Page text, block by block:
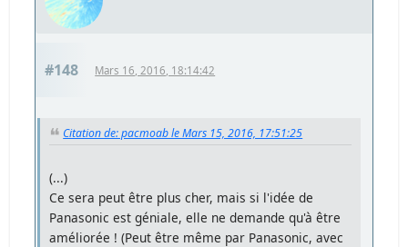
#148 Mars 16, 2016, 18:14:42
Citation de: pacmoab le Mars 15, 2016, 17:51:25
(...)
Ce sera peut être plus cher, mais si l'idée de
Panasonic est géniale, elle ne demande qu'à être
améliorée ! (Peut être même par Panasonic, avec